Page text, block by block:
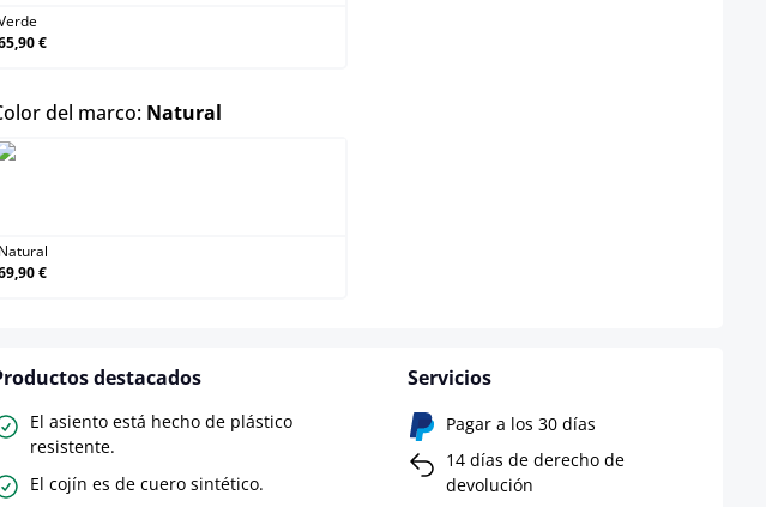
€
del marco: Natural
Natural
€
destacados
El asiento está hecho de plástico
resistente.
El cojín es de cuero sintético.
Servicios
Pagar a los 30 días
14 días de derecho de
devolución